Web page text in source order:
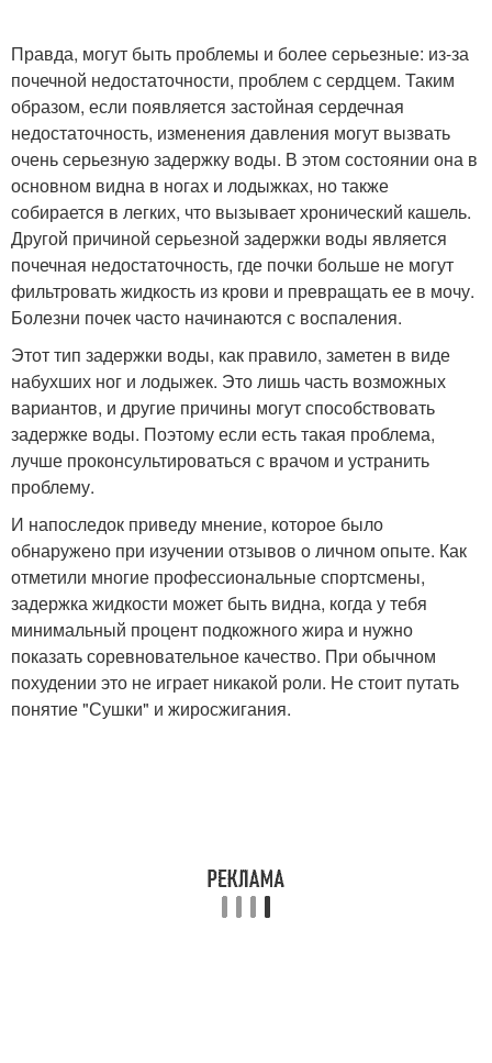
Правда, могут быть проблемы и более серьезные: из-за
почечной недостаточности, проблем с сердцем. Таким
образом, если появляется застойная сердечная
недостаточность, изменения давления могут вызвать
очень серьезную задержку воды. В этом состоянии она в
основном видна в ногах и лодыжках, но также
собирается в легких, что вызывает хронический кашель.
Другой причиной серьезной задержки воды является
почечная недостаточность, где почки больше не могут
фильтровать жидкость из крови и превращать ее в мочу.
Болезни почек часто начинаются с воспаления.
Этот тип задержки воды, как правило, заметен в виде
набухших ног и лодыжек. Это лишь часть возможных
вариантов, и другие причины могут способствовать
задержке воды. Поэтому если есть такая проблема,
лучше проконсультироваться с врачом и устранить
проблему.
И напоследок приведу мнение, которое было
обнаружено при изучении отзывов о личном опыте. Как
отметили многие профессиональные спортсмены,
задержка жидкости может быть видна, когда у тебя
минимальный процент подкожного жира и нужно
показать соревновательное качество. При обычном
похудении это не играет никакой роли. Не стоит путать
понятие "Сушки" и жиросжигания.